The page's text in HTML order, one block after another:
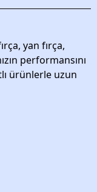
yan fırça,
performansını
ürünlerle uzun